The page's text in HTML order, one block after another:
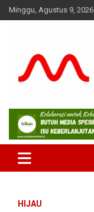
Skip
to
Minggu, Agustus 9, 2026
MulaMula
Medianya para Gen Z
HIJAU